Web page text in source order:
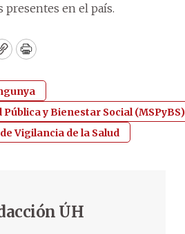
en el país.
CopyPrint
y Bienestar Social (MSPyBS)
Vigilancia de la Salud
ÚH